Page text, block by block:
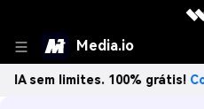
Media.io
100% grátis!Comece